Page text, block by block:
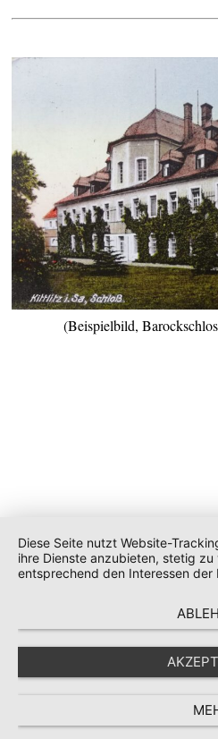
(Beispielbild,
Diese Seite nutzt Website-
ihre Dienste anzubieten, stetig
entsprechend den Interessen der